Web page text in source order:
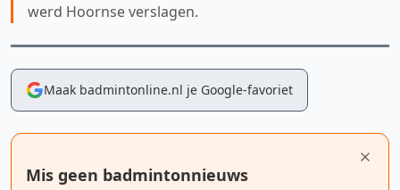
werd Hoornse verslagen.
Maak badmintonline.nl je Google-favoriet
Mis geen badmintonnieuws